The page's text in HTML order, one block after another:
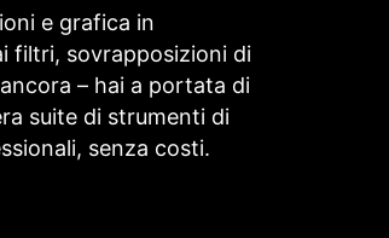
e grafica in
filtri, sovrapposizioni di
– hai a portata di
suite di strumenti di
senza costi.